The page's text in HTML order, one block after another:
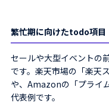
繁忙期に向けたtodo項目
セールや大型イベントの
です。楽天市場の「楽天
や、Amazonの「プライ
代表例です。